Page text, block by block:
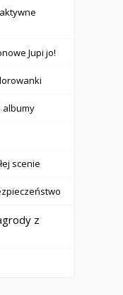
Jupi jo!
albumy
scenie
z